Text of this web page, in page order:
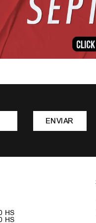
ENVIAR
HS
HS